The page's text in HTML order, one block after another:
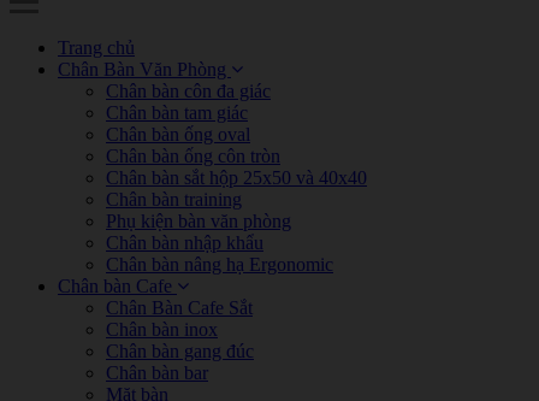
Trang chủ
Chân Bàn Văn Phòng
Chân bàn côn đa giác
Chân bàn tam giác
Chân bàn ống oval
Chân bàn ống côn tròn
Chân bàn sắt hộp 25x50 và 40x40
Chân bàn training
Phụ kiện bàn văn phòng
Chân bàn nhập khẩu
Chân bàn nâng hạ Ergonomic
Chân bàn Cafe
Chân Bàn Cafe Sắt
Chân bàn inox
Chân bàn gang đúc
Chân bàn bar
Mặt bàn